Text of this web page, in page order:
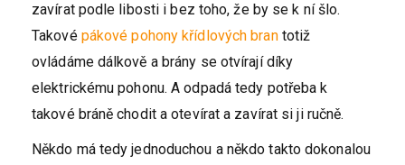
zavírat podle libosti i bez toho, že by se k ní šlo.
Takové pákové pohony křídlových brantotiž
ovládáme dálkově a brány se otvírají díky
elektrickému pohonu. A odpadá tedy potřeba k
takové bráně chodit a otevírat a zavírat si ji ručně.
Někdo má tedy jednoduchou a někdo takto dokonalou